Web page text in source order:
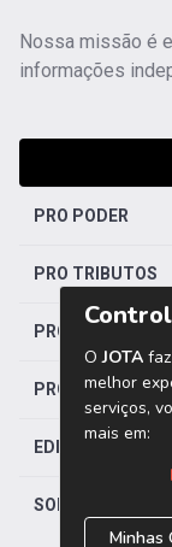
Nossa missão é
informações
PRO PODER
PRO TRIBUTOS
PRO
PRO SAÚDE
EDITORIAS
SOBRE O JOTA